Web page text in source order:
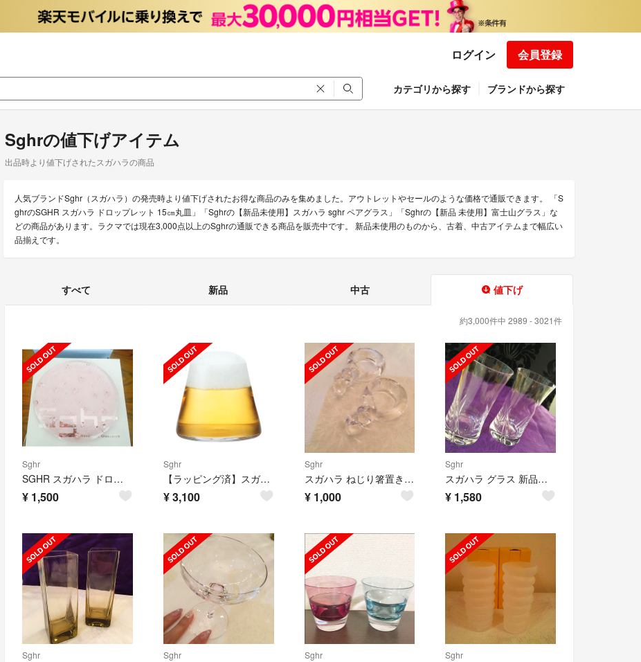
ログイン 会員登録
カテゴリから探す ブランドから探す
Sghrの値下げアイテム
出品時より値下げされたスガハラの商品
人気ブランドSghr（スガハラ）の発売時より値下げされたお得な商品のみを集めました。アウトレットやセールのような価格で通販できます。 「S
ghrのSGHR スガハラ ドロップレット 15㎝丸皿」「Sghrの【新品未使用】スガハラ sghr ペアグラス」「Sghrの【新品 未使用】富士山グラス」な
どの商品があります。ラクマでは現在3,000点以上のSghrの通販できる商品を販売中です。 新品未使用のものから、古着、中古アイテムまで幅広い
品揃えです。
すべて 新品 中古 値下げ
約3,000件中 2989 - 3021件
Sghr
SGHR スガハラ ドロップレット 15㎝丸皿
¥ 1,500
Sghr
【ラッピング済】スガハラ 富士山グラス
¥3,100
Sghr
スガハラ ねじり箸置き 新品未使用
¥ 1,000
Sghr
スガハラ グラス 新品未使用 ガラス
¥ 1,580
Sghr Sghr Sghr Sghr